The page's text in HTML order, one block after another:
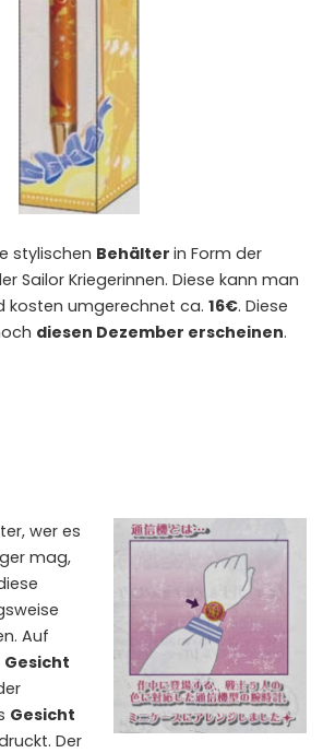
stylischen Behälter in Form der
Sailor Kriegerinnen. Diese kann man
kosten umgerechnet ca. 16€. Diese
diesen Dezember erscheinen.
wer es
mag,
Auf
Gesicht
Gesicht
Der